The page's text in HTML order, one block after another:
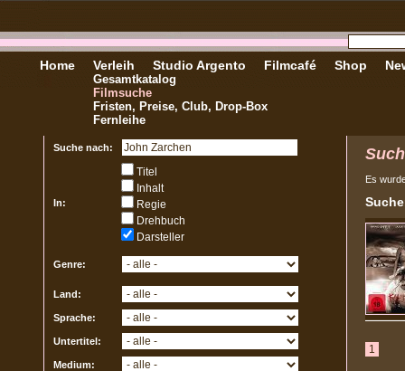
Home Verleih
Gesamtkatalog
Filmsuche
Fristen, Preise, Club, Drop-Box
Fernleihe
Studio Argento Filmcafé Shop
Suche nach:
In:
Titel
Inhalt
Regie
Drehbuch
Darsteller
Genre:
Land:
Sprache:
Untertitel:
Medium:
Es
1